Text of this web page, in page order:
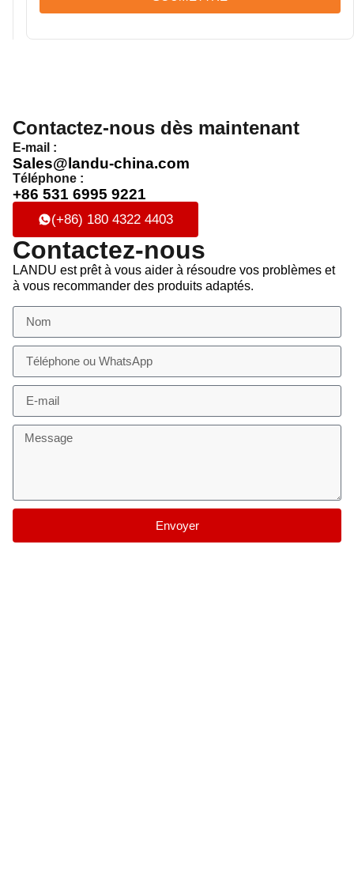
Contactez-nous dès maintenant
E-mail :
Sales@landu-china.com
Téléphone :
+86 531 6995 9221
(+86) 180 4322 4403
Contactez-nous
LANDU est prêt à vous aider à résoudre vos problèmes et
à vous recommander des produits adaptés.
Envoyer